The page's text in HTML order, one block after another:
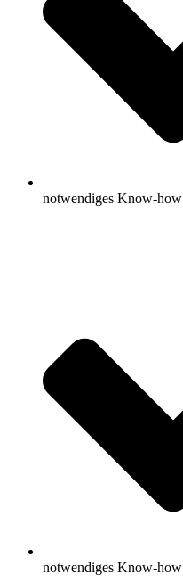
notwendiges Know-how
notwendiges Know-how